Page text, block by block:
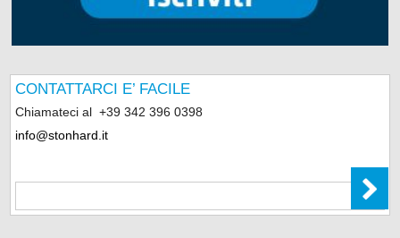
CONTATTARCI E’ FACILE
Chiamateci al+39 342 396 0398
info@stonhard.it